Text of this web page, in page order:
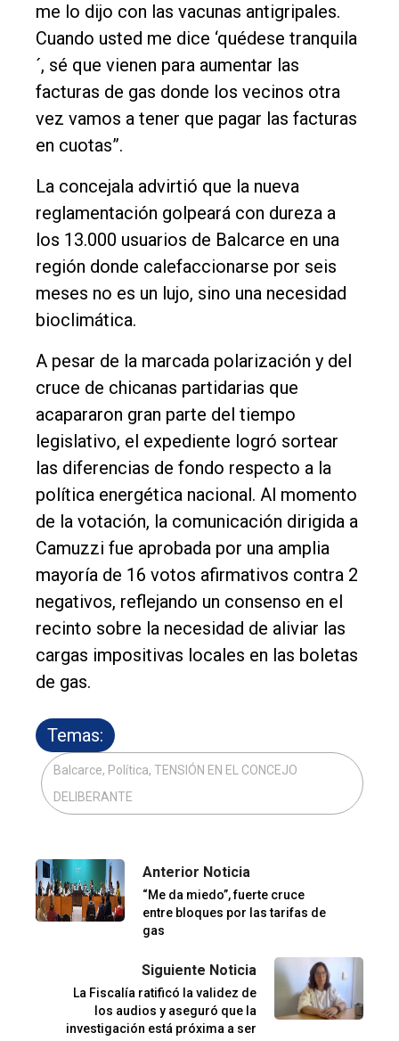
me lo dijo con las vacunas antigripales.
Cuando usted me dice ‘quédese tranquila
´, sé que vienen para aumentar las
facturas de gas donde los vecinos otra
vez vamos a tener que pagar las facturas
en cuotas”.
La concejala advirtió que la nueva
reglamentación golpeará con dureza a
los 13.000 usuarios de Balcarce en una
región donde calefaccionarse por seis
meses no es un lujo, sino una necesidad
bioclimática.
A pesar de la marcada polarización y del
cruce de chicanas partidarias que
acapararon gran parte del tiempo
legislativo, el expediente logró sortear
las diferencias de fondo respecto a la
política energética nacional. Al momento
de la votación, la comunicación dirigida a
Camuzzi fue aprobada por una amplia
mayoría de 16 votos afirmativos contra 2
negativos, reflejando un consenso en el
recinto sobre la necesidad de aliviar las
cargas impositivas locales en las boletas
de gas.
Temas:
Balcarce, Política, TENSIÓN EN EL CONCEJO
DELIBERANTE
Anterior Noticia
“Me da miedo”, fuerte cruce
entre bloques por las tarifas de
gas
Siguiente Noticia
La Fiscalía ratificó la validez de
los audios y aseguró que la
investigación está próxima a ser